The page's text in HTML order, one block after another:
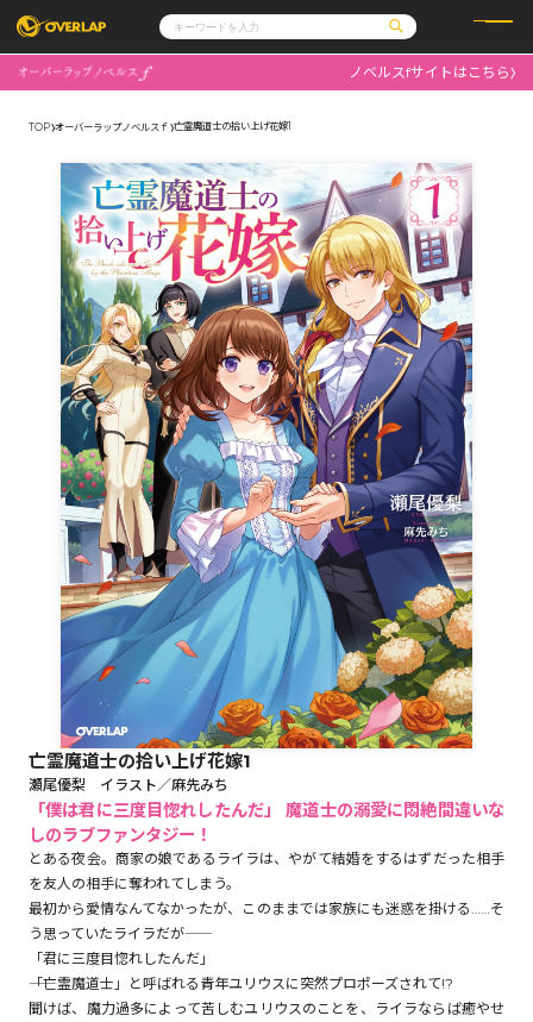
コミックガルド
コミッククリエ
その他
コミックエッセイ
ポケットモンスター
アニメ
ゲーム
通販・NEWS
OVERLAP STORE
オーバーラップ広報室
企業
会社概要
採用情報
アクセス
オーバーラップホールディングス
お問い合わせはこちら
オーバーラップ文庫
オーバーラップノベルス
オーバーラップノベルスf
ロサージュノベルス
コミックガルド
コミッククリエ
リキューレ
ノベルスfサイトはこちら
TOP オーバーラップノベルスｆ 亡霊魔道士の拾い上げ花嫁1
亡霊魔道士の拾い上げ花嫁1
瀬尾優梨 イラスト／麻先みち
「僕は君に三度目惚れしたんだ」 魔道士の溺愛に悶絶間違いな
しのラブファンタジー！
とある夜会。商家の娘であるライラは、やがて結婚をするはずだった相手
を友人の相手に奪われてしまう。
最初から愛情なんてなかったが、このままでは家族にも迷惑を掛ける……そ
う思っていたライラだが――
「君に三度目惚れしたんだ」
――「亡霊魔道士」と呼ばれる青年ユリウスに突然プロポーズされて!?
聞けば、魔力過多によって苦しむユリウスのことを、ライラならば癒やせ